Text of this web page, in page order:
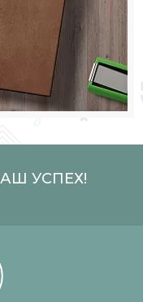
УСПЕХ!